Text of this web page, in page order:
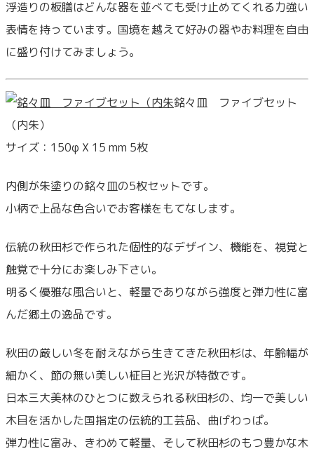
浮造りの板膳はどんな器を並べても受け止めてくれる力強い
表情を持っています。国境を越えて好みの器やお料理を自由
に盛り付けてみましょう。
銘々皿 ファイブセット
（内朱）
サイズ：150φ X 15 mm 5枚
内側が朱塗りの銘々皿の5枚セットです。
小柄で上品な色合いでお客様をもてなします。
伝統の秋田杉で作られた個性的なデザイン、機能を、視覚と
触覚で十分にお楽しみ下さい。
明るく優雅な風合いと、軽量でありながら強度と弾力性に富
んだ郷土の逸品です。
秋田の厳しい冬を耐えながら生きてきた秋田杉は、年齢幅が
細かく、節の無い美しい柾目と光沢が特徴です。
日本三大美林のひとつに数えられる秋田杉の、均一で美しい
木目を活かした国指定の伝統的工芸品、曲げわっぱ。
弾力性に富み、きわめて軽量、そして秋田杉のもつ豊かな木